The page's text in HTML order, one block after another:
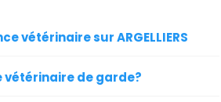
vétérinaire sur ARGELLIERS
de garde?